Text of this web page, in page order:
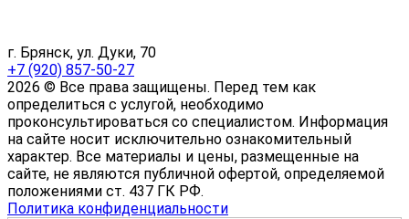
г. Брянск, ул. Дуки, 70
+7 (920) 857-50-27
2026 © Все права защищены. Перед тем как
определиться с услугой, необходимо
проконсультироваться со специалистом. Информация
на сайте носит исключительно ознакомительный
характер. Все материалы и цены, размещенные на
сайте, не являются публичной офертой, определяемой
положениями ст. 437 ГК РФ.
Политика конфиденциальности